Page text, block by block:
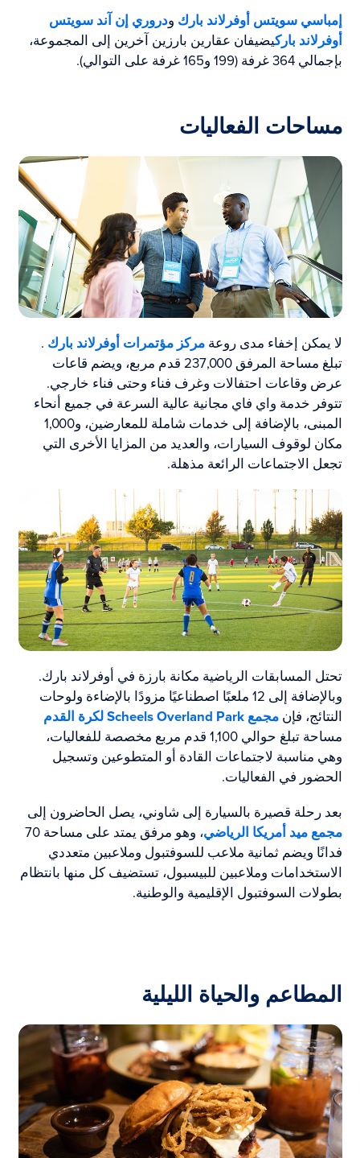
إمباسي سويتس أوفرلاند بارك ودروري إن آند سويتس
أوفرلاند باركيضيفان عقارين بارزين آخرين إلى المجموعة،
بإجمالي 364 غرفة (199 و165 غرفة على التوالي).
مساحات الفعاليات
لا يمكن إخفاء مدى روعةمركز مؤتمرات أوفرلاند بارك .
تبلغ مساحة المرفق 237,000 قدم مربع، ويضم قاعات
عرض وقاعات احتفالات وغرف فناء وحتى فناء خارجي.
تتوفر خدمة واي فاي مجانية عالية السرعة في جميع أنحاء
المبنى، بالإضافة إلى خدمات شاملة للمعارضين، و1,000
مكان لوقوف السيارات، والعديد من المزايا الأخرى التي
تجعل الاجتماعات الرائعة مذهلة.
تحتل المسابقات الرياضية مكانة بارزة في أوفرلاند بارك.
وبالإضافة إلى 12 ملعبًا اصطناعيًا مزودًا بالإضاءة ولوحات
النتائج، فإنمجمع Scheels Overland Park لكرة القدم
مساحة تبلغ حوالي 1,100 قدم مربع مخصصة للفعاليات،
وهي مناسبة لاجتماعات القادة أو المتطوعين وتسجيل
الحضور في الفعاليات.
بعد رحلة قصيرة بالسيارة إلى شاوني، يصل الحاضرون إلى
مجمع ميد أمريكا الرياضي
، وهو مرفق يمتد على مساحة 70
فدانًا ويضم ثمانية ملاعب للسوفتبول وملاعبين متعددي
الاستخدامات وملاعبين للبيسبول، تستضيف كل منها بانتظام
بطولات السوفتبول الإقليمية والوطنية.
المطاعم والحياة الليلية